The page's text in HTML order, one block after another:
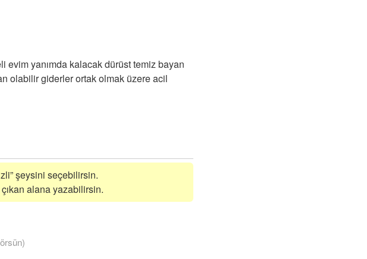
evim yanımda kalacak dürüst temiz bayan
olabilir giderler ortak olmak üzere acil
şeysini seçebilirsin.
alana yazabilirsin.